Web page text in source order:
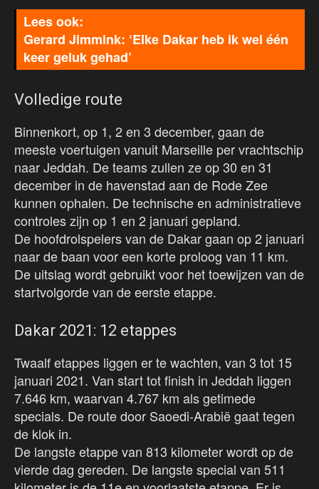
Gerard Jimmink: ‘Elke Dakar heb ik wel één
keer geluk gehad’
Volledige route
Binnenkort, op 1, 2 en 3 december, gaan de
meeste voertuigen vanuit Marseille per vrachtschip
naar Jeddah. De teams zullen ze op 30 en 31
december in de havenstad aan de Rode Zee
kunnen ophalen. De technische en administratieve
controles zijn op 1 en 2 januari gepland.
De hoofdrolspelers van de Dakar gaan op 2 januari
naar de baan voor een korte proloog van 11 km.
De uitslag wordt gebruikt voor het toewijzen van de
startvolgorde van de eerste etappe.
Dakar 2021: 12 etappes
Twaalf etappes liggen er te wachten, van 3 tot 15
januari 2021. Van start tot finish in Jeddah liggen
7.646 km, waarvan 4.767 km als getimede
specials. De route door Saoedi-Arabië gaat tegen
de klok in.
De langste etappe van 813 kilometer wordt op de
vierde dag gereden. De langste special van 511